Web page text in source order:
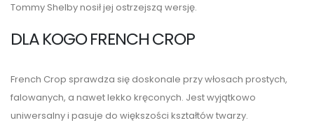
Tommy Shelby nosił jej ostrzejszą wersję.
DLA KOGO FRENCH CROP
French Crop sprawdza się doskonale przy włosach prostych,
falowanych, a nawet lekko kręconych. Jest wyjątkowo
uniwersalny i pasuje do większości kształtów twarzy.